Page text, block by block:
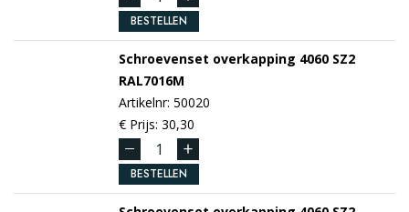
BESTELLEN
Schroevenset overkapping 4060 SZ2
RAL7016M
Artikelnr: 50020
€ Prijs: 30,30
BESTELLEN